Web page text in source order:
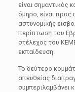
είναι σημαντικός
όμηρο, είναι προς
αστυνομικής
περίπτωση του
στέλεχος του
εκπαίδευση.
Το δεύτερο
απευθείας
συμπεριλαμβάνει